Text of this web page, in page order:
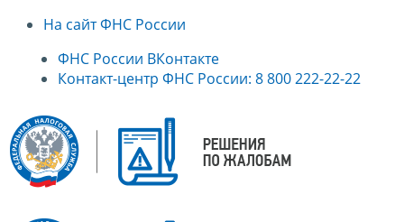
На сайт ФНС России
ФНС России ВКонтакте
Контакт-центр ФНС России: 8 800 222-22-22